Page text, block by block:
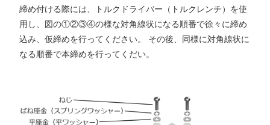
締め付ける際には、トルクドライバー（トルクレンチ）を使
用し、図の①②③④の様な対角線状になる順番で徐々に締め
込み、仮締めを行ってください。 その後、同様に対角線状に
なる順番で本締めを行ってくだい。